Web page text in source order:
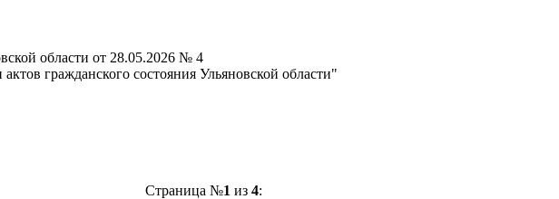
области от 28.05.2026 № 4
гражданского состояния Ульяновской области"
Страница №1 из 4: